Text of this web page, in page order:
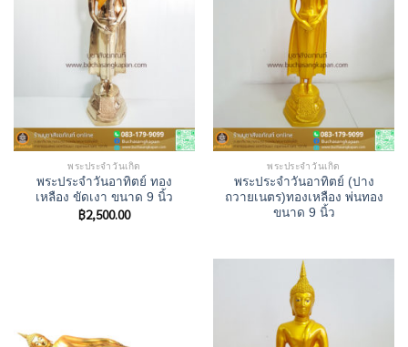
พระประจำวันเกิด
พระประจำวันอาทิตย์ ทอง
เหลือง ขัดเงา ขนาด 9 นิ้ว
฿2,500.00
พระประจำวันเกิด
พระประจำวันอาทิตย์ (ปาง
ถวายเนตร)ทองเหลือง พ่นทอง
ขนาด 9 นิ้ว